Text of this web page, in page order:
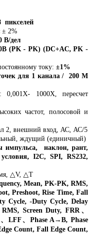
пикселей
2%
В/дел
(PK - PK) (DC+AC, PK -
току: ±1%
для 1 канала /
200 М
0,001X- 1000X, пересчет
частот, полосовой и
2, внешний вход, АС, АС/5
ждущий (единичный)
импульса, наклон, рант,
I2C, SPI, RS232,
△V, △T
Mean, PK-PK, RMS,
Preshoot, Rise Time, Fall
Cycle, -Duty Cycle, Delay
Screen Duty, FRR、
LFF、Phase A→B, Phase
Count, Fall Edge Count,